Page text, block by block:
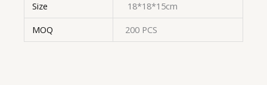
Size
18*18*15cm
MOQ
200 PCS